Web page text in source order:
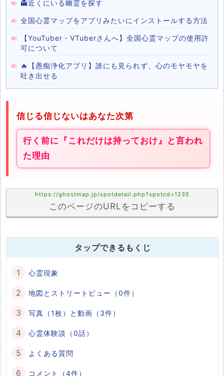
👻近くにいる幽霊を探す
全国心霊マップをアプリみたいにインストールする方法
【YouTuber・VTuberさんへ】全国心霊マップの使用許
可について
🔥【愚痴浄化アプリ】誰にも見られず、心のモヤモヤを
吐き出せる
信じる信じないはあなた次第
行く前に『これだけは持っておけ』と言われ
た理由
https://ghostmap.jp/spotdetail.php?spotcd=1235
このページのURLをコピーする
タップできるもくじ
心霊現象
地図とストリートビュー（0件）
写真（1枚）と動画（3件）
心霊体験談（0話）
よくある質問
コメント（4件）